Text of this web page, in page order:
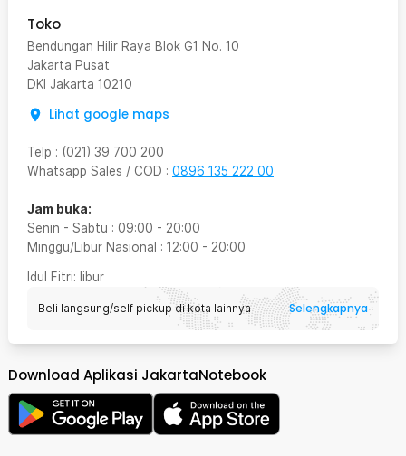
Toko
Bendungan Hilir Raya Blok G1 No. 10
Jakarta Pusat
DKI Jakarta 10210
Lihat google maps
Telp : (021) 39 700 200
Whatsapp Sales / COD : 0896 135 222 00
Jam buka:
Senin - Sabtu : 09:00 - 20:00
Minggu/Libur Nasional : 12:00 - 20:00
Idul Fitri: libur
Beli langsung/self pickup di kota lainnya Selengkapnya
Download Aplikasi JakartaNotebook